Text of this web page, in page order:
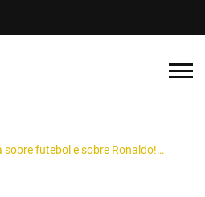
futebol e sobre Ronaldo!…